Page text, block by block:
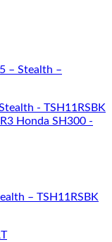
– Stealth –
– TSH11RSBK